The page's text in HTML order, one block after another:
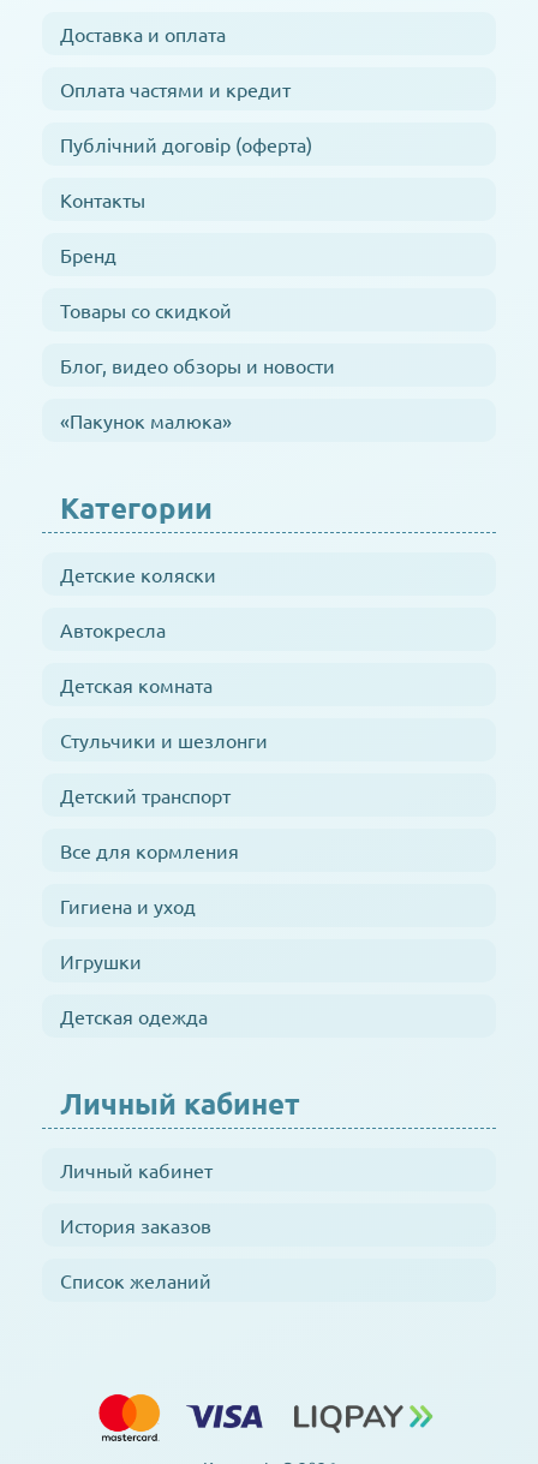
Доставка и оплата
Оплата частями и кредит
Публічний договір (оферта)
Контакты
Бренд
Товары со скидкой
Блог, видео обзоры и новости
«Пакунок малюка»
Категории
Детские коляски
Автокресла
Детская комната
Стульчики и шезлонги
Детский транспорт
Все для кормления
Гигиена и уход
Игрушки
Детская одежда
Личный кабинет
Личный кабинет
История заказов
Список желаний